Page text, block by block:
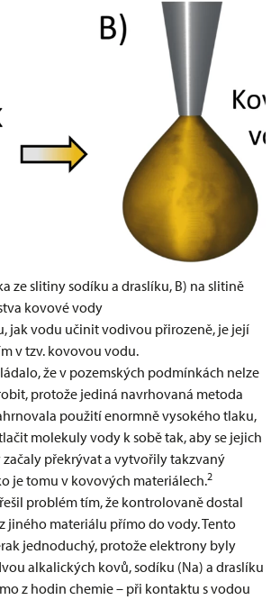
ze slitiny sodíku a draslíku, B) na slitině
kovové vody
jak vodu učinit vodivou přirozeně, je její
v tzv. kovovou vodu.
že v pozemských podmínkách nelze
protože jediná navrhovaná metoda
použití enormně vysokého tlaku,
molekuly vody k sobě tak, aby se jejich
překrývat a vytvořily takzvaný
je tomu v kovových materiálech.2
problém tím, že kontrolovaně dostal
jiného materiálu přímo do vody. Tento
jednoduchý, protože elektrony byly
alkalických kovů, sodíku (Na) a draslíku
z hodin chemie – při kontaktu s vodou